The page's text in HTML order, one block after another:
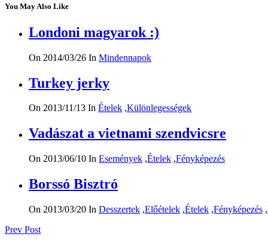
You May Also Like
Londoni magyarok :)
On 2014/03/26 In Mindennapok
Turkey jerky
On 2013/11/13 In Ételek ,Különlegességek
Vadászat a vietnami szendvicsre
On 2013/06/10 In Események ,Ételek ,Fényképezés
Borssó Bisztró
On 2013/03/20 In Desszertek ,Előételek ,Ételek ,Fényképezés ,
Bejegyzés
Prev Post